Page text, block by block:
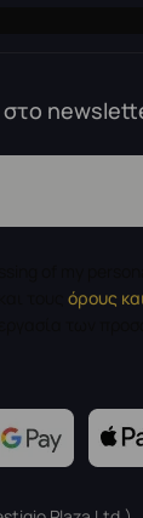
στο
όρους